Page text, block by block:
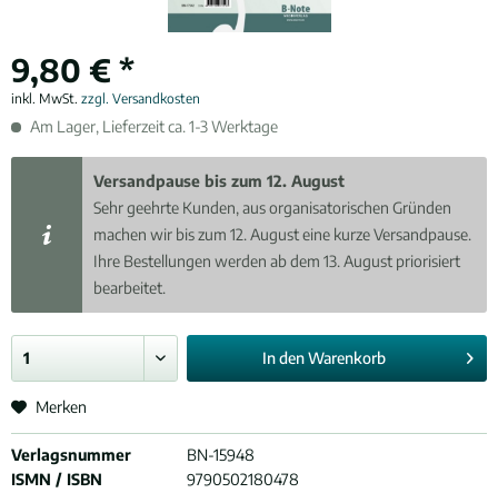
9,80 € *
inkl. MwSt. zzgl. Versandkosten
Am Lager, Lieferzeit ca. 1-3 Werktage
Versandpause bis zum 12. August
Sehr geehrte Kunden, aus organisatorischen Gründen
machen wir bis zum 12. August eine kurze Versandpause.
Ihre Bestellungen werden ab dem 13. August priorisiert
bearbeitet.
In denWarenkorb
Merken
Verlagsnummer
BN-15948
ISMN / ISBN
9790502180478